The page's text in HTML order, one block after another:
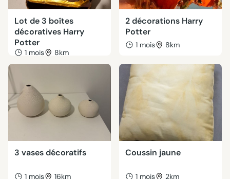
Lot de 3 boîtes
décoratives Harry
Potter
1 mois 8km
2 décorations Harry
Potter
1 mois 8km
3 vases décoratifs
1 mois 16km
Coussin jaune
1 mois 2km